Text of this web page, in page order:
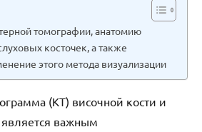
томографии, анатомию
косточек, а также
этого метода визуализации
(КТ) височной кости и
является важным